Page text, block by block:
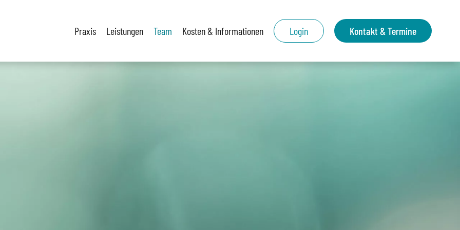
Praxis Leistungen Team Kosten & Informationen Login Kontakt & Termine